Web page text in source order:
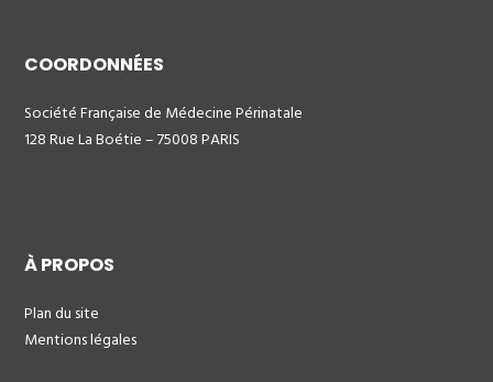
COORDONNÉES
Société Française de Médecine Périnatale
128 Rue La Boétie – 75008 PARIS
À PROPOS
Plan du site
Mentions légales